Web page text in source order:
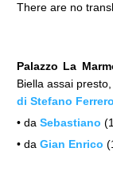
There are no
Palazzo La
Biella assai
di Stefano
• da Sebastiano
• da Gian Enrico